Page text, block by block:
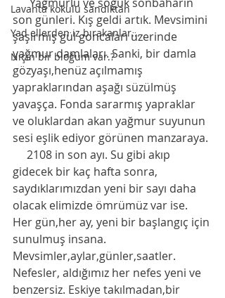
Lavanta kokulu sandıktan
Yad ellerden iz bırakanlar...
Niçin bir bloğum var.?
son günleri. Kış geldi artık. Mevsimini
şaşırmış gül goncaları üzerinde
yağmur damlaları. Sanki, bir damla
gözyaşı,henüz açılmamış
yapraklarından aşağı süzülmüş
yavaşça. Fonda sararmış yapraklar
ve oluklardan akan yağmur suyunun
sesi eşlik ediyor görünen manzaraya.
gidecek bir kaç hafta sonra,
saydıklarımızdan yeni bir sayı daha
olacak elimizde ömrümüz var ise.
Her gün,her ay, yeni bir başlangıç için
sunulmuş insana.
Mevsimler,aylar,günler,saatler.
Nefesler, aldığımız her nefes yeni ve
benzersiz. Eskiye takılmadan,bir